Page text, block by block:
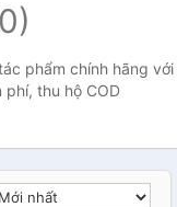
phẩm chính hãng với
thu hộ COD